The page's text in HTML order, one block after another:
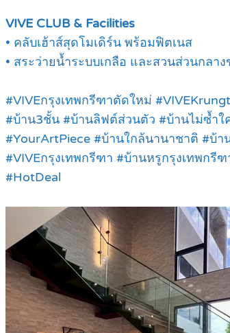
VIVE CLUB & Facilities
• คลับเฮ้าส์สุดโมเดิร์น พร้อมฟิตเนส
• สระว่ายน้ำระบบเกลือ และสวนส่วนกลา
#VIVEกรุงเทพกรีฑาตัดใหม่
#บ้าน3ชั้น #บ้านลิฟต์ส่วนตัว #บ้านไม่ซ้ำใ
#YourArtPiece #บ้านใกล้นานาชาติ #บ้
#VIVEกรุงเทพกรีฑา #บ้านหรูกรุงเทพก
#HotDeal